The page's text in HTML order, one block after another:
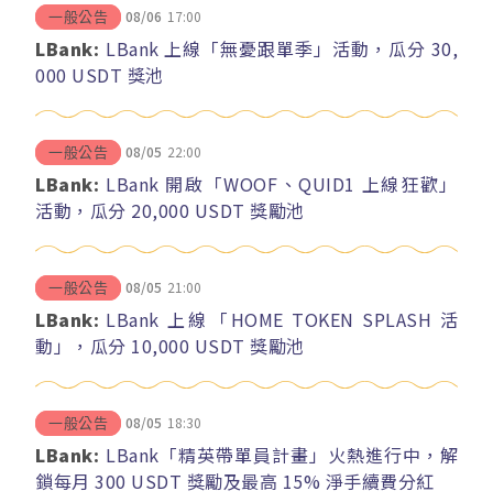
一般公告 08/06 17:00
LBank: LBank 上線「無憂跟單季」活動，瓜分 30,
000 USDT 獎池
一般公告 08/05 22:00
LBank: LBank 開啟「WOOF、QUID1 上線狂歡」
活動，瓜分 20,000 USDT 獎勵池
一般公告 08/05 21:00
LBank: LBank 上線「HOME TOKEN SPLASH 活
動」，瓜分 10,000 USDT 獎勵池
一般公告 08/05 18:30
LBank: LBank「精英帶單員計畫」火熱進行中，解
鎖每月 300 USDT 獎勵及最高 15% 淨手續費分紅